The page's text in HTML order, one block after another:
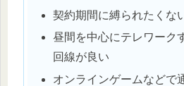
契約期間に縛られたくな
昼間を中心にテレワーク
回線が良い
オンラインゲームなどで